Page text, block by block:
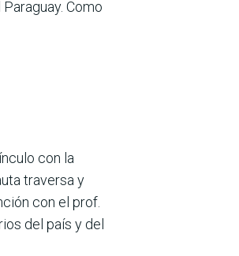
Como
con la
traversa y
con el prof.
del país y del